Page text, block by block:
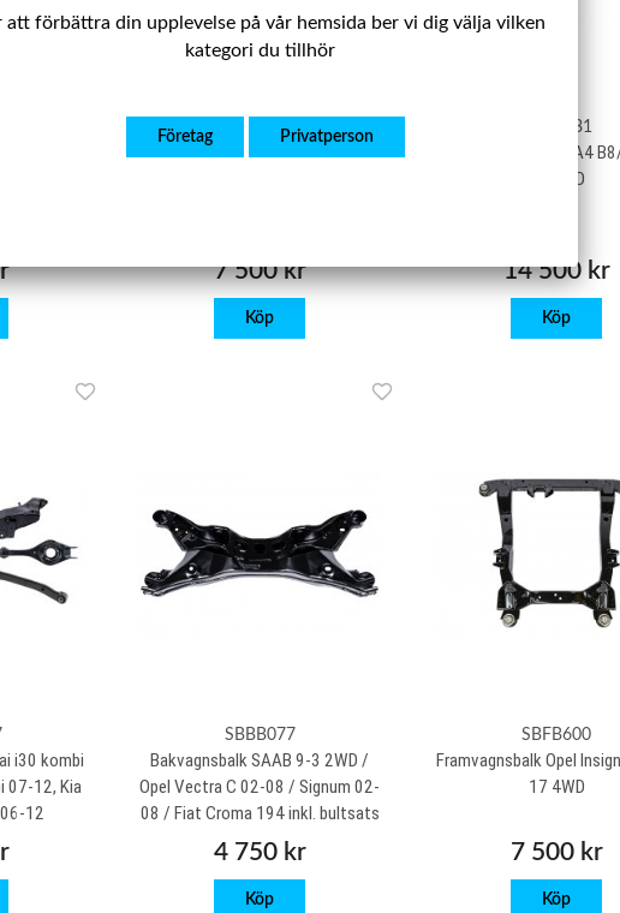
H/V
II
SBPKT017
Bakvagnspaket Mercedes E-Class
7 500 kr
Köp
SBBB131
Bakvagnsbalk Audi A4
17 4WD
14 500 kr
Köp
i30 kombi
07-12, Kia
12
SBBB077
Bakvagnsbalk SAAB 9-3 2WD /
Opel Vectra C 02-08 / Signum 02-
08 / Fiat Croma 194 inkl. bultsats
4 750 kr
Köp
SBFB600
Framvagnsbalk Opel
17 4WD
7 500 kr
Köp
att förbättra din upplevelse på vår hemsida ber vi dig välja vilken
kategori du tillhör
Företag Privatperson